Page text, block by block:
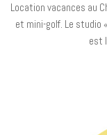
Location vacances au
et mini-golf. Le studio
est